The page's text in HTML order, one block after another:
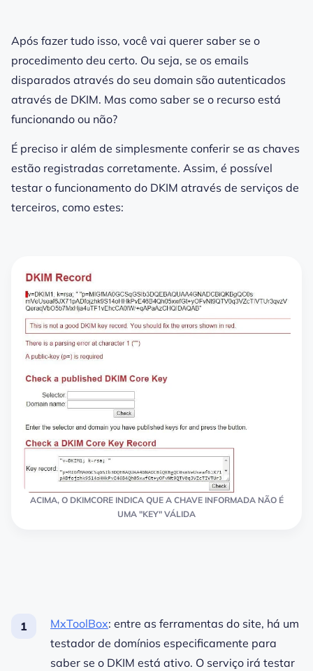
Após fazer tudo isso, você vai querer saber se o
procedimento deu certo. Ou seja, se os emails
disparados através do seu domain são autenticados
através de DKIM. Mas como saber se o recurso está
funcionando ou não?
É preciso ir além de simplesmente conferir se as chaves
estão registradas corretamente. Assim, é possível
testar o funcionamento do DKIM através de serviços de
terceiros, como estes:
ACIMA, O DKIMCORE INDICA QUE A CHAVE INFORMADA NÃO É
UMA "KEY" VÁLIDA
MxToolBox: entre as ferramentas do site, há um
testador de domínios especificamente para
saber se o DKIM está ativo. O serviço irá testar